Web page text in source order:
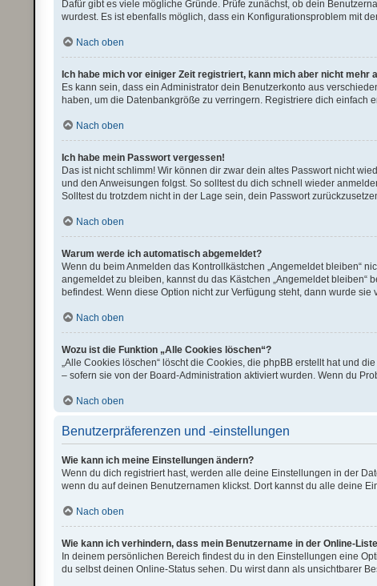
Dafür gibt es viele mögliche Gründe. Prüfe zunächst, ob dein
wurdest. Es ist ebenfalls möglich, dass ein Konfigurationsproblem mit
Nach oben
Ich habe mich vor einiger Zeit registriert, kann mich aber nicht mehr
Es kann sein, dass ein Administrator dein Benutzerkonto aus
haben, um die Datenbankgröße zu verringern. Registriere dich einfach
Nach oben
Ich habe mein Passwort vergessen!
Das ist nicht schlimm! Wir können dir zwar dein altes Passwort nicht
und den Anweisungen folgst. So solltest du dich schnell wieder
Solltest du trotzdem nicht in der Lage sein, dein Passwort
Nach oben
Warum werde ich automatisch abgemeldet?
Wenn du beim Anmelden das Kontrollkästchen „Angemeldet bleiben“
angemeldet zu bleiben, kannst du das Kästchen „Angemeldet
befindest. Wenn diese Option nicht zur Verfügung steht, dann wurde
Nach oben
Wozu ist die Funktion „Alle Cookies löschen“?
„Alle Cookies löschen“ löscht die Cookies, die phpBB erstellt hat und
– sofern sie von der Board-Administration aktiviert wurden. Wenn du
Nach oben
Benutzerpräferenzen und -einstellungen
Wie kann ich meine Einstellungen ändern?
Wenn du dich registriert hast, werden alle deine Einstellungen in der
wenn du auf deinen Benutzernamen klickst. Dort kannst du alle deine
Nach oben
Wie kann ich verhindern, dass mein Benutzername in der Online-
In deinem persönlichen Bereich findest du in den Einstellungen eine
du selbst deinen Online-Status sehen. Du wirst dann als unsichtbarer